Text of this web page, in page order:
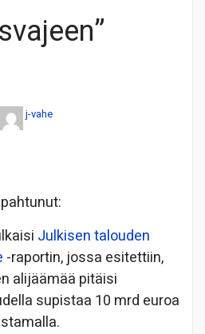
j-vahe
Julkisen talouden
-raportin, jossa esitettiin,
alijäämää pitäisi
supistaa 10 mrd euroa